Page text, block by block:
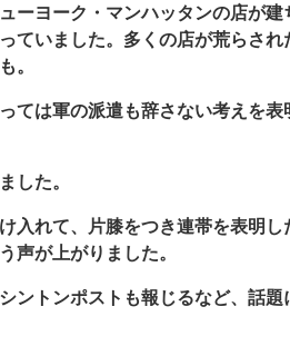
ーヨーク・マンハッタンの店が建
ていました。多くの店が荒らされ
。
ては軍の派遣も辞さない考えを表
した。
入れて、片膝をつき連帯を表明し
声が上がりました。
ントンポストも報じるなど、話題